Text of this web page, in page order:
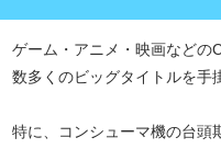
ゲーム・アニメ・映画などの
数多くのビッグタイトルを手
特に、コンシューマ機の台頭